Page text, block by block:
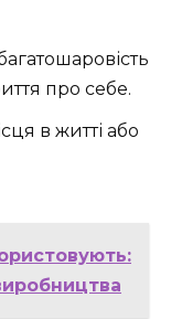
про себе.
в житті або